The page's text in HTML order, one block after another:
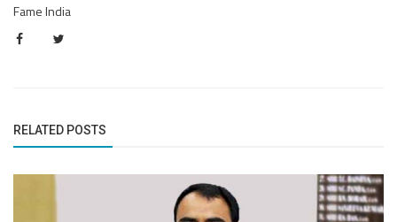
Fame India
RELATED POSTS